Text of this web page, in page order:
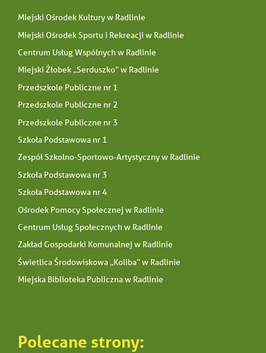
Miejski Ośrodek Kultury w Radlinie
Miejski Ośrodek Sportu i Rekreacji w Radlinie
Centrum Usług Wspólnych w Radlinie
Miejski Żłobek „Serduszko” w Radlinie
Przedszkole Publiczne nr 1
Przedszkole Publiczne nr 2
Przedszkole Publiczne nr 3
Szkoła Podstawowa nr 1
Zespół Szkolno-Sportowo-Artystyczny w Radlinie
Szkoła Podstawowa nr 3
Szkoła Podstawowa nr 4
Ośrodek Pomocy Społecznej w Radlinie
Centrum Usług Społecznych w Radlinie
Zakład Gospodarki Komunalnej w Radlinie
Świetlica Środowiskowa „Koliba” w Radlinie
Miejska Biblioteka Publiczna w Radlinie
Polecane strony: